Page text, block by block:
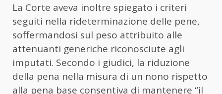
La Corte aveva inoltre spiegato i criteri
seguiti nella rideterminazione delle pene,
soffermandosi sul peso attribuito alle
attenuanti generiche riconosciute agli
imputati. Secondo i giudici, la riduzione
della pena nella misura di un nono rispetto
alla pena base consentiva di mantenere “il